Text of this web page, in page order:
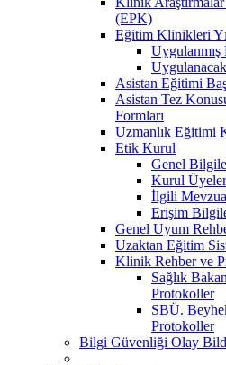
(EPK)
Eğitim Klinikleri
Uygulanmış
Asistan Eğitimi
Asistan Tez
Formları
Uzmanlık Eğitimi
Etik Kurul
Genel
Kurul
İlgili
Erişim
Genel Uyum
Uzaktan Eğitim
Klinik Rehber ve
Sağlık
Protokoller
SBÜ.
Protokoller
Bilgi Güvenliği Olay